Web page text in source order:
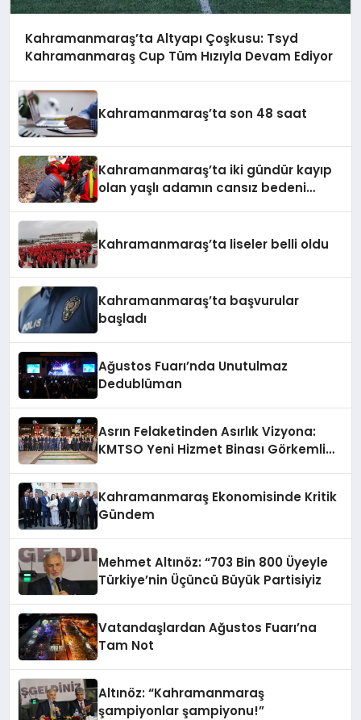
Kahramanmaraş’ta Altyapı Çoşkusu: Tsyd
Kahramanmaraş Cup Tüm Hızıyla Devam Ediyor
Kahramanmaraş’ta son 48 saat
Kahramanmaraş’ta iki gündür kayıp
olan yaşlı adamın cansız bedeni
Kahramanmaraş’ta liseler belli oldu
Kahramanmaraş’ta başvurular
başladı
Ağustos Fuarı’nda Unutulmaz
Dedublüman
Asrın Felaketinden Asırlık Vizyona:
KMTSO Yeni Hizmet Binası Görkemli
Kahramanmaraş Ekonomisinde Kritik
Gündem
Mehmet Altınöz: “703 Bin 800 Üyeyle
Türkiye’nin Üçüncü Büyük Partisiyiz
Vatandaşlardan Ağustos Fuarı’na
Tam Not
Altınöz: “Kahramanmaraş
şampiyonlar şampiyonu!”